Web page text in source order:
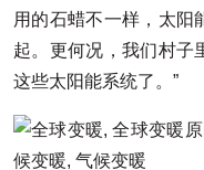
用的石蜡不一样，太阳
起。更何况，我们村子
这些太阳能系统了。”